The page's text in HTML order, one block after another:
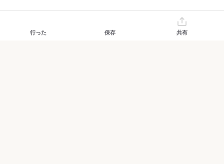
行った 保存 共有